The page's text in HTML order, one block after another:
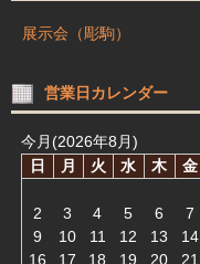
展示会（彫駒）
営業日カレンダー
今月(2026年8月)
日
月 火 水 木 金
2
3 4 5 6 7
9
10 11 12 13 14
16
17 18 19 20 21